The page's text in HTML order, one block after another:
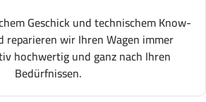
Geschick und technischem Know-
reparieren wir Ihren Wagen immer
hochwertig und ganz nach Ihren
Bedürfnissen.